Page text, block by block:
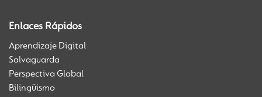
Enlaces Rápidos
Aprendizaje Digital
Salvaguarda
Perspectiva Global
Bilingüismo